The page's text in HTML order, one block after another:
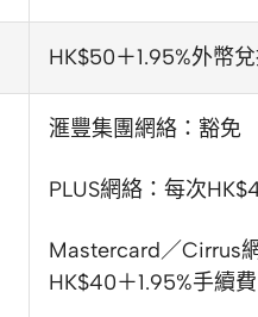
HK$50＋1.95%外幣
滙豐集團網絡：豁免
PLUS網絡：每次
Mastercard／Cirrus
HK$40＋1.95%手續費